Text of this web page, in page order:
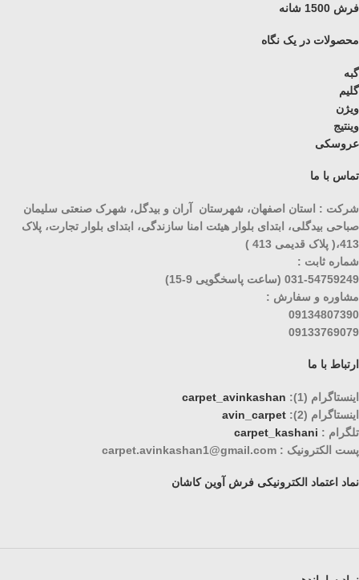
فرش 1500 شانه
محصولات در یک نگاه
گبه
گلیم
ویژن
وینتیج
عروسکی
تماس با ما
شرکت : استان اصفهان، شهرستان آران و بیدگل، شهرک صنعتی سلیمان
صباحی بیدگلی، ابتدای بلوار هیئت امنا سازندگی، ابتدای بلوار تجارت، پلاک
413،( پلاک قدیمی 413 )
شماره ثابت :
031-54759249 (ساعت پاسخگویی 9-15)
مشاوره و سفارش :
09134807390
09133769079
ارتباط با ما
اینستاگرام (1):
carpet_avinkashan
اینستاگرام (2):
avin_carpet
تلگرام : carpet_kashani
پست الکترونیک : carpet.avinkashan1@gmail.com
نماد اعتماد الکترونیکی فرش آوین کاشان